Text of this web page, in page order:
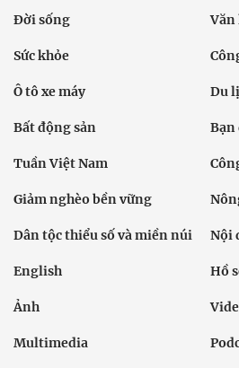
Đời sống
Sức khỏe
Ô tô xe máy Du
Bất động sản Bạn
Tuần Việt Nam
Giảm nghèo bền vững
Dân tộc thiểu số và miền núi Nội
English Hồ
Ảnh
Multimedia